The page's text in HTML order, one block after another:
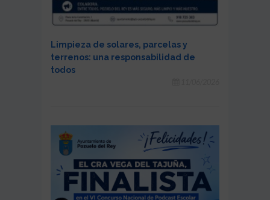
Limpieza de solares, parcelas y
terrenos: una responsabilidad de
todos